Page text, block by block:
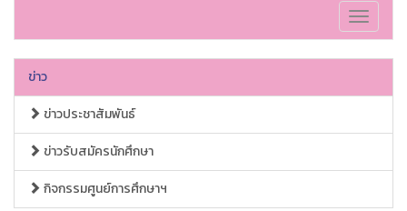
Toggle
ข่าว
ข่าวประชาสัมพันธ์
ข่าวรับสมัครนักศึกษา
กิจกรรมศูนย์การศึกษาฯ